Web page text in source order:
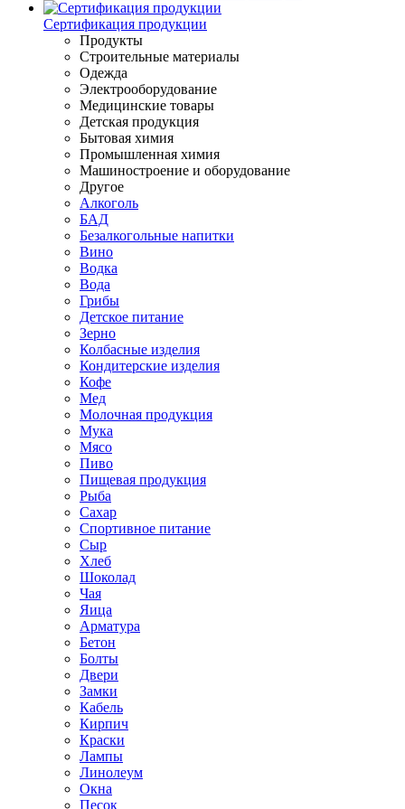
Сертификация продукции
Продукты
Строительные материалы
Одежда
Электрооборудование
Медицинские товары
Детская продукция
Бытовая химия
Промышленная химия
Машиностроение и оборудование
Другое
Алкоголь
БАД
Безалкогольные напитки
Вино
Водка
Вода
Грибы
Детское питание
Зерно
Колбасные изделия
Кондитерские изделия
Кофе
Мед
Молочная продукция
Мука
Мясо
Пиво
Пищевая продукция
Рыба
Сахар
Спортивное питание
Сыр
Хлеб
Шоколад
Чая
Яица
Арматура
Бетон
Болты
Двери
Замки
Кабель
Кирпич
Краски
Лампы
Линолеум
Окна
Песок